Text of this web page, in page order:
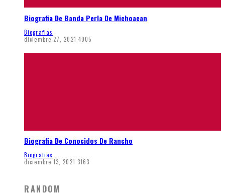
Biografia De Banda Perla De Michoacan
Biografias
diciembre 27, 2021 4005
Biografia De Conocidos De Rancho
Biografias
diciembre 13, 2021 3163
RANDOM